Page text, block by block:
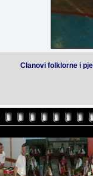
Clanovi folklorne i